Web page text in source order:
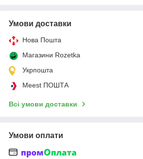
Умови доставки
Нова Пошта
Магазини Rozetka
Укрпошта
Meest ПОШТА
Всі умови доставки
Умови оплати